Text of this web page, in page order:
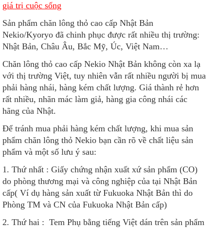
giá trị cuộc sống
Sản phẩm chăn lông thỏ cao cấp Nhật Bản
Nekio/Kyoryo đã chinh phục được rất nhiều thị trường:
Nhật Bản, Châu Âu, Bắc Mỹ, Úc, Việt Nam…
Chăn lông thỏ cao cấp Nekio Nhật Bản không còn xa lạ
với thị trường Việt, tuy nhiên vẫn rất nhiều người bị mua
phải hàng nhái, hàng kém chất lượng. Giá thành rẻ hơn
rất nhiều, nhãn mác làm giả, hàng gia công nhái các
hãng của Nhật.
Để tránh mua phải hàng kém chất lượng, khi mua sản
phẩm chăn lông thỏ Nekio bạn cần rõ về chất liệu sản
phẩm và một số lưu ý sau:
1. Thứ nhất : Giấy chứng nhận xuất xứ sản phẩm (CO)
do phòng thương mại và công nghiệp của tại Nhật Bản
cấp( Ví dụ hàng sản xuất từ Fukuoka Nhật Bản thì do
Phòng TM và CN của Fukuoka Nhật Bản cấp)
2. Thứ hai : Tem Phụ bằng tiếng Việt dán trên sản phẩm